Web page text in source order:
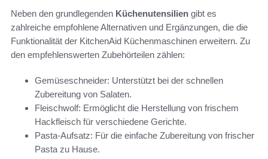
Neben den grundlegenden Küchenutensilien gibt es
zahlreiche empfohlene Alternativen und Ergänzungen, die die
Funktionalität der KitchenAid Küchenmaschinen erweitern. Zu
den empfehlenswerten Zubehörteilen zählen:
Gemüseschneider: Unterstützt bei der schnellen
Zubereitung von Salaten.
Fleischwolf: Ermöglicht die Herstellung von frischem
Hackfleisch für verschiedene Gerichte.
Pasta-Aufsatz: Für die einfache Zubereitung von frischer
Pasta zu Hause.